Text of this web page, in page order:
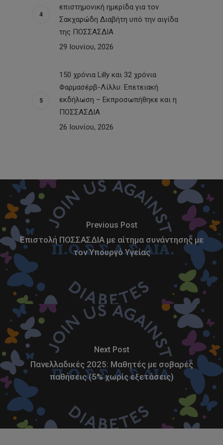
επιστημονική ημερίδα για τον
Σακχαρώδη Διαβήτη υπό την αιγίδα
της ΠΟΣΣΑΣΔΙΑ
29 Ιουνίου, 2026
150 χρόνια Lilly και 32 χρόνια
Φαρμασέρβ-Λίλλυ: Eπετειακή
εκδήλωση – Εκπροσωπήθηκε και η
ΠΟΣΣΑΣΔΙΑ
26 Ιουνίου, 2026
Previous Post
Επιστολή ΠΟΣΣΑΣΔΙΑ με αίτημα συνάντησης με
τον Υπουργό Υγείας
Next Post
Πανελλαδικές 2025: Μαθητές με σοβαρές
παθήσεις (5% χωρίς εξετάσεις)